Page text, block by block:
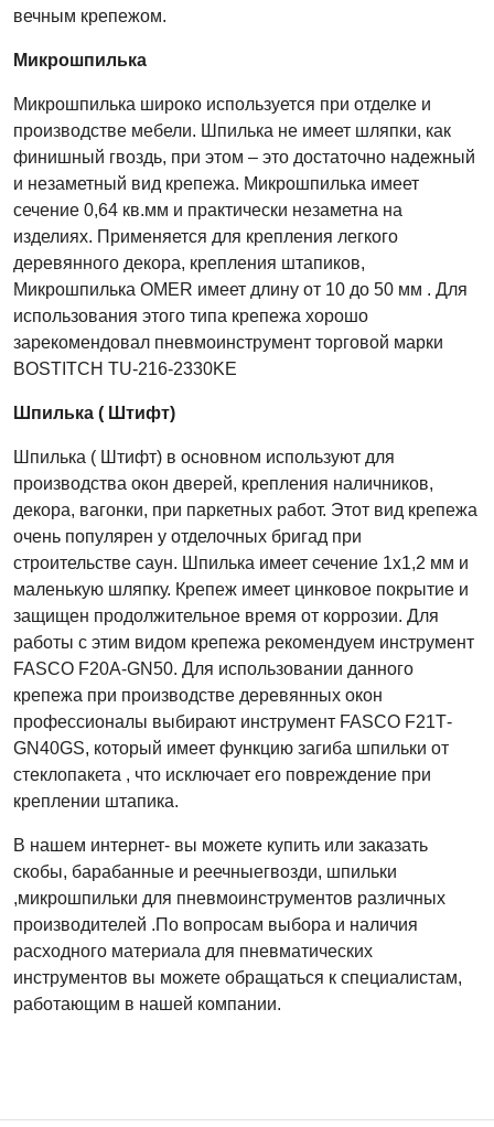
вечным крепежом.
Микрошпилька
Микрошпилька широко используется при отделке и
производстве мебели. Шпилька не имеет шляпки, как
финишный гвоздь, при этом – это достаточно надежный
и незаметный вид крепежа. Микрошпилька имеет
сечение 0,64 кв.мм и практически незаметна на
изделиях. Применяется для крепления легкого
деревянного декора, крепления штапиков,
Микрошпилька OMER имеет длину от 10 до 50 мм . Для
использования этого типа крепежа хорошо
зарекомендовал пневмоинструмент торговой марки
BOSTITCH TU-216-2330KE
Шпилька ( Штифт)
Шпилька ( Штифт) в основном используют для
производства окон дверей, крепления наличников,
декора, вагонки, при паркетных работ. Этот вид крепежа
очень популярен у отделочных бригад при
строительстве саун. Шпилька имеет сечение 1х1,2 мм и
маленькую шляпку. Крепеж имеет цинковое покрытие и
защищен продолжительное время от коррозии. Для
работы с этим видом крепежа рекомендуем инструмент
FASCO F20A-GN50. Для использовании данного
крепежа при производстве деревянных окон
профессионалы выбирают инструмент FASCO F21T-
GN40GS, который имеет функцию загиба шпильки от
стеклопакета , что исключает его повреждение при
креплении штапика.
В нашем интернет- вы можете купить или заказать
скобы, барабанные и реечныегвозди, шпильки
,микрошпильки для пневмоинструментов различных
производителей .По вопросам выбора и наличия
расходного материала для пневматических
инструментов вы можете обращаться к специалистам,
работающим в нашей компании.